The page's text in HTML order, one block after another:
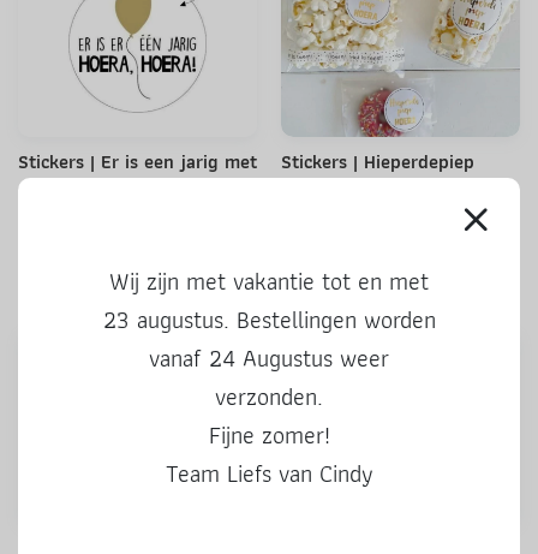
Stickers | Er is een jarig met
gouden ballon | 10 stuks
Stickers | Hieperdepiep
hoera | wit goud | 10 stuks
1,50
Wij zijn met vakantie tot en met
23 augustus. Bestellingen worden
vanaf 24 Augustus weer
verzonden.
Fijne zomer!
Team Liefs van Cindy